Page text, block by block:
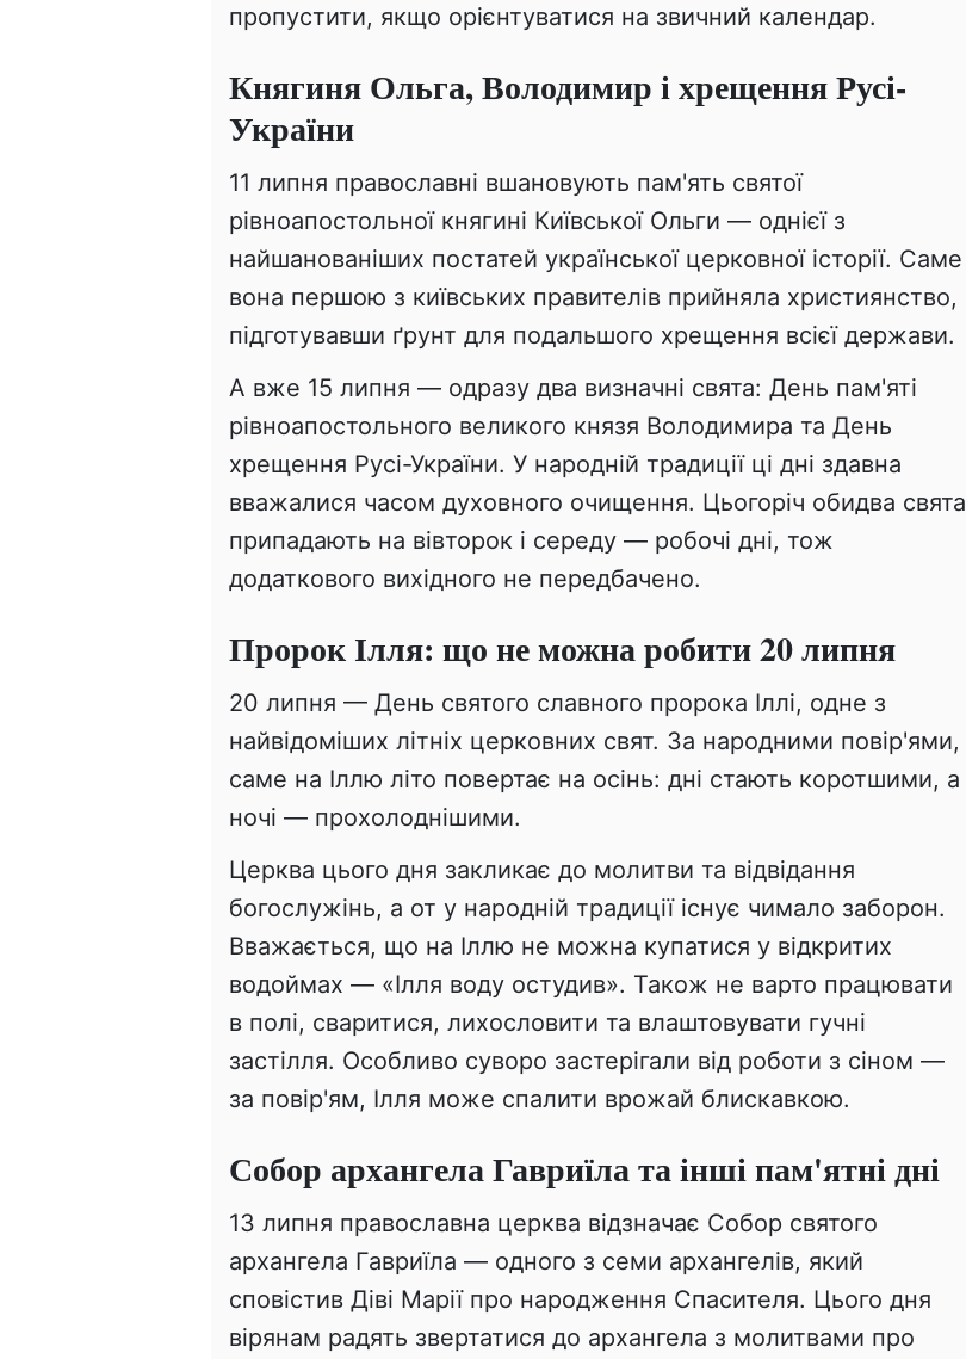
пропустити, якщо орієнтуватися на звичний календар.
Княгиня Ольга, Володимир і хрещення Русі-
України
11 липня православні вшановують пам'ять святої
рівноапостольної княгині Київської Ольги — однієї з
найшанованіших постатей української церковної історії. Саме
вона першою з київських правителів прийняла християнство,
підготувавши ґрунт для подальшого хрещення всієї держави.
А вже 15 липня — одразу два визначні свята: День пам'яті
рівноапостольного великого князя Володимира та День
хрещення Русі-України. У народній традиції ці дні здавна
вважалися часом духовного очищення. Цьогоріч обидва свята
припадають на вівторок і середу — робочі дні, тож
додаткового вихідного не передбачено.
Пророк Ілля: що не можна робити 20 липня
20 липня — День святого славного пророка Іллі, одне з
найвідоміших літніх церковних свят. За народними повір'ями,
саме на Іллю літо повертає на осінь: дні стають коротшими, а
ночі — прохолоднішими.
Церква цього дня закликає до молитви та відвідання
богослужінь, а от у народній традиції існує чимало заборон.
Вважається, що на Іллю не можна купатися у відкритих
водоймах — «Ілля воду остудив». Також не варто працювати
в полі, сваритися, лихословити та влаштовувати гучні
застілля. Особливо суворо застерігали від роботи з сіном —
за повір'ям, Ілля може спалити врожай блискавкою.
Собор архангела Гавриїла та інші пам'ятні дні
13 липня православна церква відзначає Собор святого
архангела Гавриїла — одного з семи архангелів, який
сповістив Діві Марії про народження Спасителя. Цього дня
вірянам радять звертатися до архангела з молитвами про